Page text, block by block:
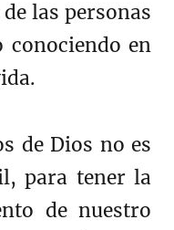
las personas
conociendo en
de Dios no es
para tener la
de nuestro